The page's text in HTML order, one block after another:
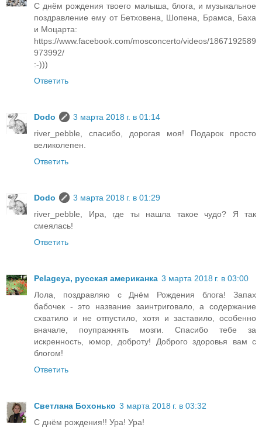
С днём рождения твоего малыша, блога, и музыкальное
поздравление ему от Бетховена, Шопена, Брамса, Баха
и Моцарта:
https://www.facebook.com/mosconcerto/videos/1867192589
973992/
:-)))
Ответить
Dodo
3 марта 2018 г. в 01:14
river_pebble, спасибо, дорогая моя! Подарок просто
великолепен.
Ответить
Dodo
3 марта 2018 г. в 01:29
river_pebble, Ира, где ты нашла такое чудо? Я так
смеялась!
Ответить
Pelageya, русская американка 3 марта 2018 г. в 03:00
Лола, поздравляю с Днём Рождения блога! Запах
бабочек - это название заинтриговало, а содержание
схватило и не отпустило, хотя и заставило, особенно
вначале, поупражнять мозги. Спасибо тебе за
искренность, юмор, доброту! Доброго здоровья вам с
блогом!
Ответить
Светлана Бохонько 3 марта 2018 г. в 03:32
С днём рождения!! Ура! Ура!